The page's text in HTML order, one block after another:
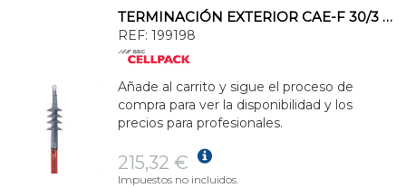
TERMINACIÓN EXTERIOR CAE-F 30/3 36kV 50-150
REF: 199198
Añade al carrito y sigue el proceso de
compra para ver la disponibilidad y los
precios para profesionales.
215,32 €
Impuestos no incluidos.